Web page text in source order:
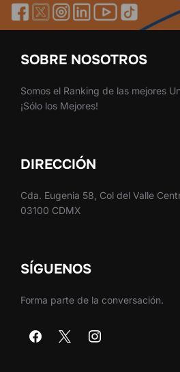
SOBRE NOSOTROS
Somos el Ranking de las mejores
¡Sólo los Mejores!
DIRECCIÓN
Cda. Eugenia 58, Col del Valle
03100 CDMX
SÍGUENOS
Forma parte de la conversación.